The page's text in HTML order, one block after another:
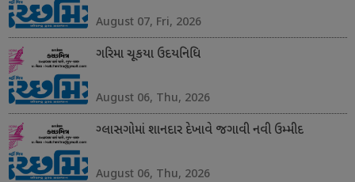
August 07, Fri, 2026
ગરિમા ચૂકયા ઉદયનિધિ
August 06, Thu, 2026
ગ્લાસગોમાં શાનદાર દેખાવે જગાવી નવી ઉમ્મીદ
August 06, Thu, 2026